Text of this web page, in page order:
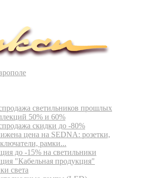
светильников прошлых
50% и 60%
скидки до -80%
цена на SEDNA: розетки,
рамки...
до -15% на светильники
"Кабельная продукция"
света